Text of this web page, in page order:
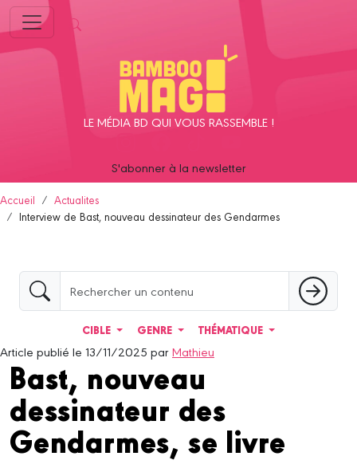
LE MÉDIA BD QUI VOUS RASSEMBLE !
S'abonner à la newsletter
Accueil
Actualites
Interview de Bast, nouveau dessinateur des Gendarmes
CIBLE GENRE THÉMATIQUE
Article publié le 13/11/2025 parMathieu
Bast, nouveau
dessinateur des
Gendarmes, se livre
Panneau de gestion des cookies